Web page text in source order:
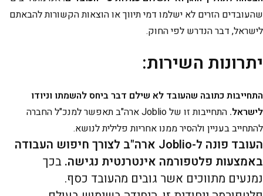
שהעובדים הזרים לא ישלמו דמי תיווך או הוצאות הקשורות להבאתם
לישראל, דבר הנדרש לפי החוק.
יתרונות השירות:
התחייבות כתובה שהעובד לא שילם דבר ביחס להשמתו וניודו
לישראל.
התחייבות זו של Joblio ארה"ב תאפשר למנכ"ל החברה
להתחייב בעניין ולהסיר ממנו אחריות פלילית לנושא.
העובד פונה ל-Joblio ארה"ב לצורך חיפוש העבודה
באמצעות פלטפורמה אינטרנטית נגישה. בכך
נמנעים מתווכים אשר גובים מהעובד כסף.